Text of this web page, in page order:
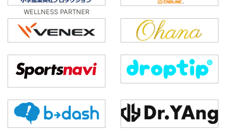
WELLNESS PARTNER